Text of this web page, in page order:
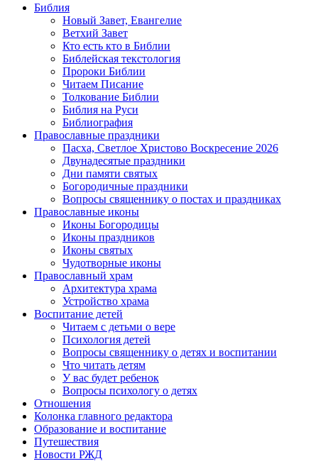
Библия
Новый Завет, Евангелие
Ветхий Завет
Кто есть кто в Библии
Библейская текстология
Пророки Библии
Читаем Писание
Толкование Библии
Библия на Руси
Библиография
Православные праздники
Пасха, Светлое Христово Воскресение 2026
Двунадесятые праздники
Дни памяти святых
Богородичные праздники
Вопросы священнику о постах и праздниках
Православные иконы
Иконы Богородицы
Иконы праздников
Иконы святых
Чудотворные иконы
Православный храм
Архитектура храма
Устройство храма
Воспитание детей
Читаем с детьми о вере
Психология детей
Вопросы священнику о детях и воспитании
Что читать детям
У вас будет ребенок
Вопросы психологу о детях
Отношения
Колонка главного редактора
Образование и воспитание
Путешествия
Новости РЖД